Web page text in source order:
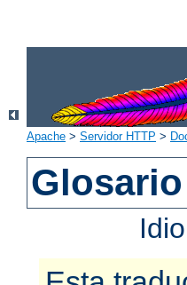
Apache > Servidor HTTP >
Glosario